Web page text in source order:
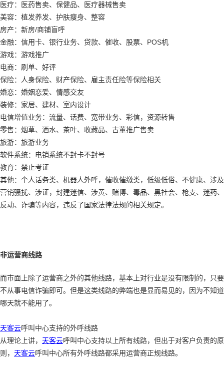
医疗：医药售卖、保健品、医疗器械售卖
美容：植发养发、护肤瘦身、整容
房产：新房/商铺盲呼
金融：信用卡、银行业务、贷款、催收、股票、POS机
游戏：游戏推广
电商：刷单、好评
保险：人身保险、财产保险、雇主责任险等保险相关
婚恋：婚姻恋爱、情感交友
装修：家居、建材、室内设计
电信增值业务：流量、话费、宽带业务、彩信，资源转售
零售：烟草、酒水、茶叶、收藏品、古董推广售卖
旅游：旅游业务
软件系统：电销系统不封卡不封号
教育：禁止考证
其他：个人话务类、机器人外呼，催收催缴类，低级低俗、不健康、涉及
营销骚扰、涉证，封建迷信、涉黄、赌博、毒品、黑社会、枪支、迷药、
反动、诈骗等内容，违反了国家法律法规的相关规定。
非运营商线路
而市面上除了运营商之外的其他线路，基本上对行业是没有限制的，只要
不从事电信诈骗即可。但是这类线路的弊端也是显而易见的，因为不知道
哪天就不能用了。
天客云呼叫中心支持的外呼线路
从理论上讲， 天客云呼叫中心支持以上所有线路，但出于对客户负责的原
则， 天客云呼叫中心所有外呼线路都采用运营商正规线路。